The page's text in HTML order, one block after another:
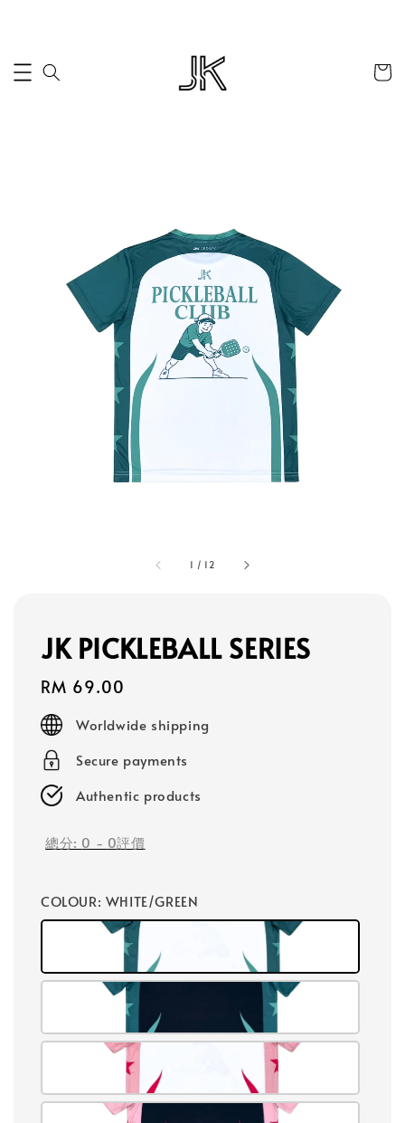
1 / 12
JK PICKLEBALL SERIES
Regular
price
RM 69.00
Worldwide shipping
Secure payments
Authentic products
總分: 0 - 0評價
COLOUR: WHITE/GREEN